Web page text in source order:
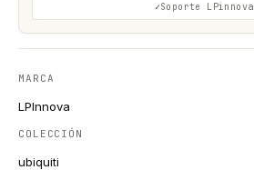
Soporte LPinnova
MARCA
LPInnova
COLECCIÓN
ubiquiti